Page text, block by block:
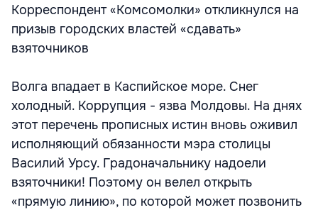
Корреспондент «Комсомолки» откликнулся на
призыв городских властей «сдавать»
взяточников
Волга впадает в Каспийское море. Снег
холодный. Коррупция - язва Молдовы. На днях
этот перечень прописных истин вновь оживил
исполняющий обязанности мэра столицы
Василий Урсу. Градоначальнику надоели
взяточники! Поэтому он велел открыть
«прямую линию», по которой может позвонить